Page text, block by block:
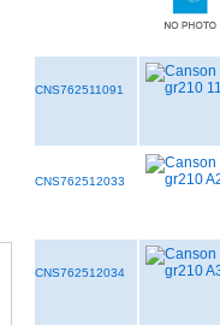
CNS762511091
CNS762512033
CNS762512034